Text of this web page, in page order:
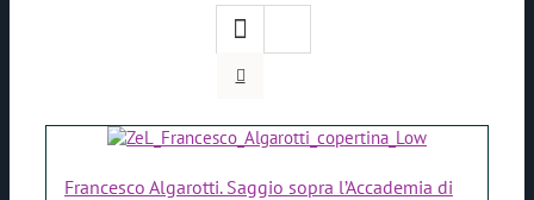
Francesco Algarotti. Saggio sopra l’Accademia di